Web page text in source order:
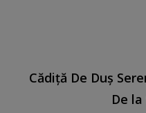
Cădiță De Duș
De la